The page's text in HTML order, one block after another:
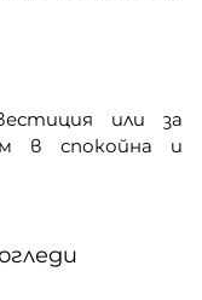
или за
в спокойна и